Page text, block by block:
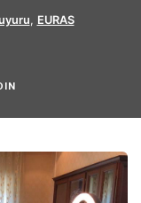
, EURAS